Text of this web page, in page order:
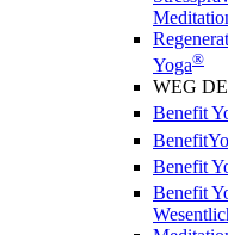
Yoga®
WEG
Benefit
Benefit
Benefit